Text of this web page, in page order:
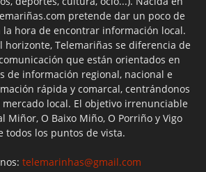
pretende dar un poco de
la hora de encontrar información local.
horizonte, Telemariñas se diferencia de
que están orientados en
de información regional, nacional e
rápida y comarcal, centrándonos
local. El objetivo irrenunciable
Miñor, O Baixo Miño, O Porriño y Vigo
todos los puntos de vista.
telemarinhas@gmail.com